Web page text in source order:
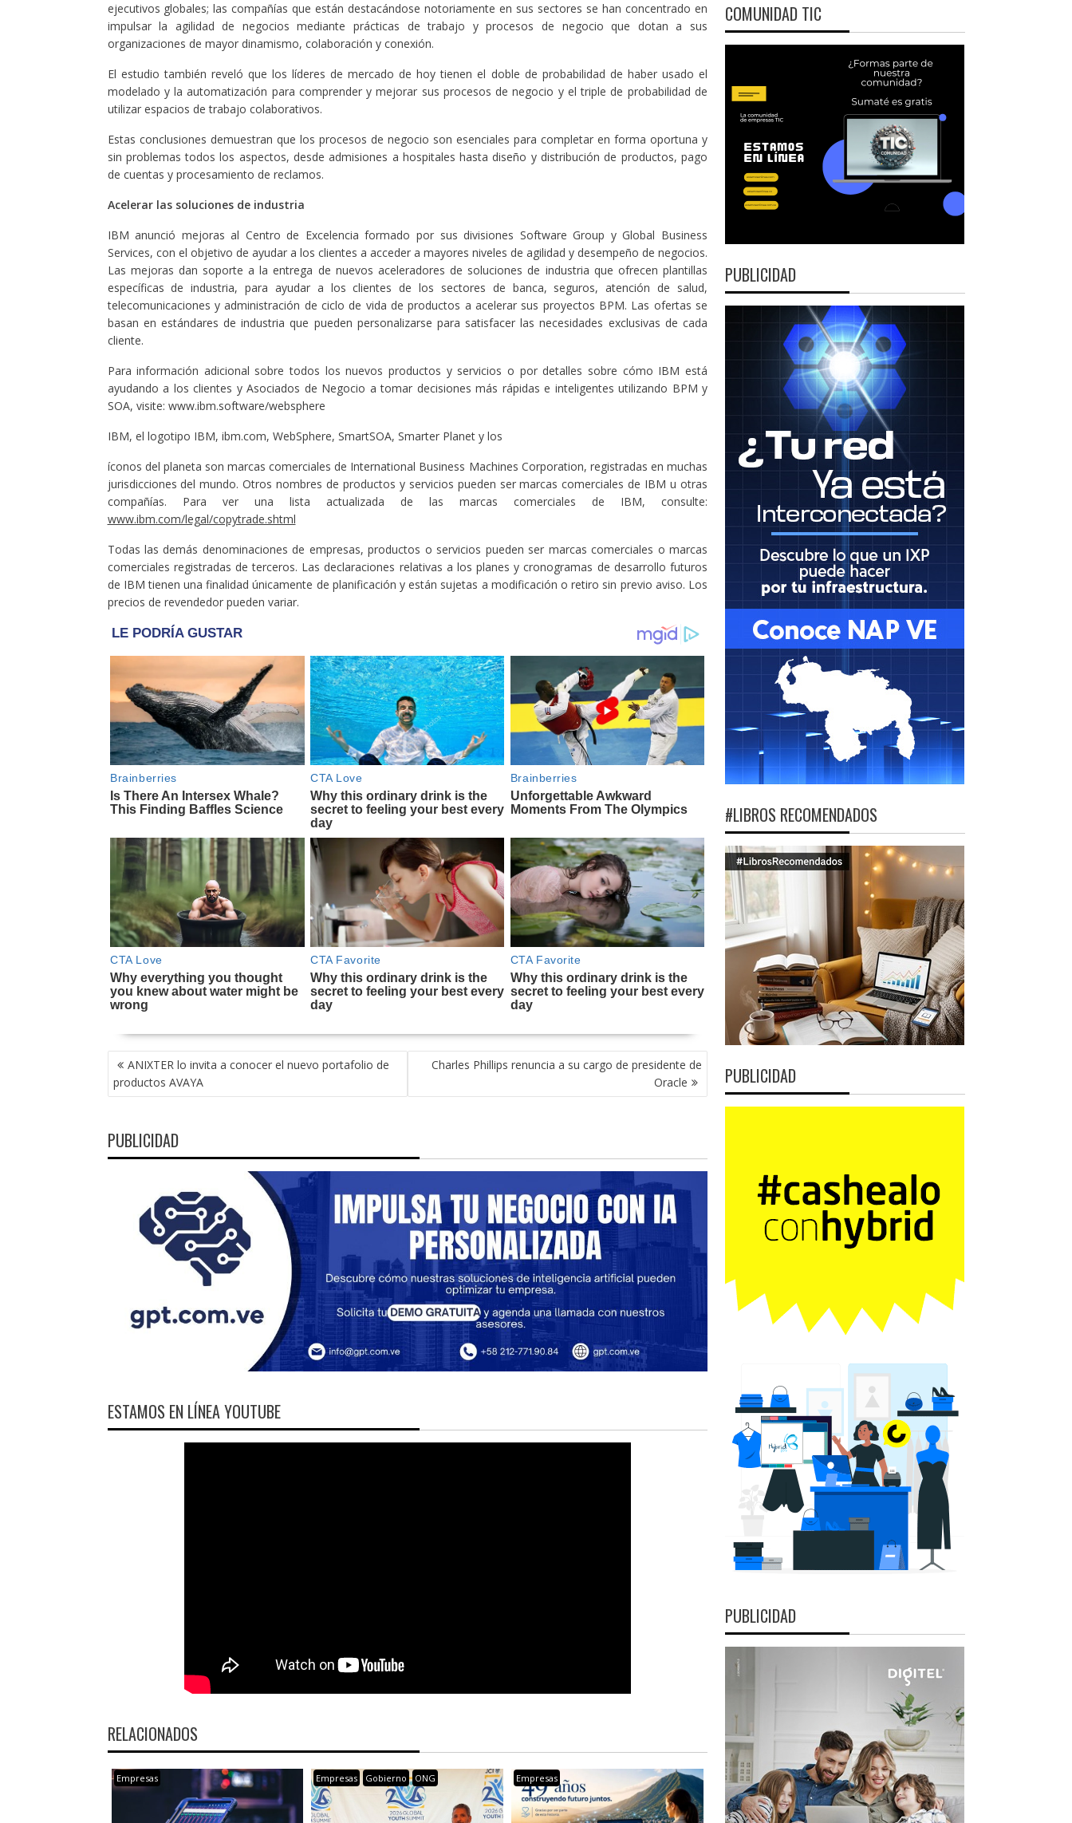
ejecutivos globales; las compañías que están destacándose notoriamente en sus sectores se han concentrado en
impulsar la agilidad de negocios mediante prácticas de trabajo y procesos de negocio que dotan a sus
organizaciones de mayor dinamismo, colaboración y conexión.
El estudio también reveló que los líderes de mercado de hoy tienen el doble de probabilidad de haber usado el
modelado y la automatización para comprender y mejorar sus procesos de negocio y el triple de probabilidad de
utilizar espacios de trabajo colaborativos.
Estas conclusiones demuestran que los procesos de negocio son esenciales para completar en forma oportuna y
sin problemas todos los aspectos, desde admisiones a hospitales hasta diseño y distribución de productos, pago
de cuentas y procesamiento de reclamos.
Acelerar las soluciones de industria
IBM anunció mejoras al Centro de Excelencia formado por sus divisiones Software Group y Global Business
Services, con el objetivo de ayudar a los clientes a acceder a mayores niveles de agilidad y desempeño de negocios.
Las mejoras dan soporte a la entrega de nuevos aceleradores de soluciones de industria que ofrecen plantillas
específicas de industria, para ayudar a los clientes de los sectores de banca, seguros, atención de salud,
telecomunicaciones y administración de ciclo de vida de productos a acelerar sus proyectos BPM. Las ofertas se
basan en estándares de industria que pueden personalizarse para satisfacer las necesidades exclusivas de cada
cliente.
Para información adicional sobre todos los nuevos productos y servicios o por detalles sobre cómo IBM está
ayudando a los clientes y Asociados de Negocio a tomar decisiones más rápidas e inteligentes utilizando BPM y
SOA, visite: www.ibm.software/websphere
IBM, el logotipo IBM, ibm.com, WebSphere, SmartSOA, Smarter Planet y los
íconos del planeta son marcas comerciales de International Business Machines Corporation, registradas en muchas
jurisdicciones del mundo. Otros nombres de productos y servicios pueden ser marcas comerciales de IBM u otras
compañías. Para ver una lista actualizada de las marcas comerciales de IBM, consulte:
www.ibm.com/legal/copytrade.shtml
Todas las demás denominaciones de empresas, productos o servicios pueden ser marcas comerciales o marcas
comerciales registradas de terceros. Las declaraciones relativas a los planes y cronogramas de desarrollo futuros
de IBM tienen una finalidad únicamente de planificación y están sujetas a modificación o retiro sin previo aviso. Los
precios de revendedor pueden variar.
NAVEGACIÓN
DE
ENTRADAS
ANIXTER lo invita a conocer el nuevo portafolio de
productos AVAYA
Charles Phillips renuncia a su cargo de presidente de
Oracle
PUBLICIDAD
ESTAMOS EN LÍNEA YOUTUBE
RELACIONADOS
Empresas Empresas Gobierno ONG Empresas
COMUNIDAD TIC
PUBLICIDAD
#LIBROS RECOMENDADOS
PUBLICIDAD
PUBLICIDAD